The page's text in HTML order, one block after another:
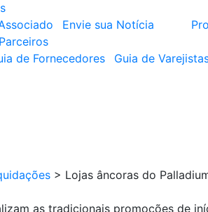
Envie sua Notícia
Parceiros
de Fornecedores Guia de
> Lojas âncoras do
as tradicionais promoções de